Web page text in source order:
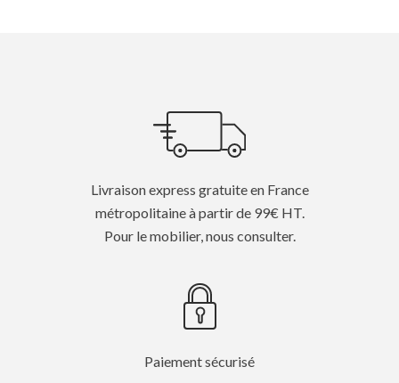
Livraison express gratuite en France
métropolitaine à partir de 99€ HT.
Pour le mobilier, nous consulter.
Paiement sécurisé